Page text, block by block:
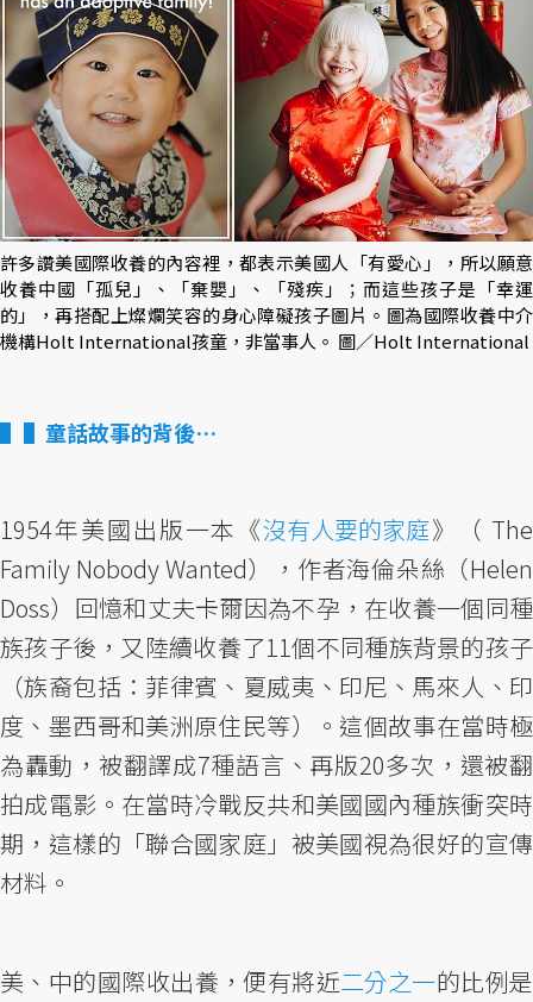
許多讚美國際收養的內容裡，都表示美國人「有愛心」，所以願意
收養中國「孤兒」、「棄嬰」、「殘疾」；而這些孩子是「幸運
的」，再搭配上燦爛笑容的身心障礙孩子圖片。圖為國際收養中介
機構Holt International孩童，非當事人。 圖／Holt International
▌童話故事的背後…
1954年美國出版一本《沒有人要的家庭》（ The
Family Nobody Wanted），作者海倫朵絲（Helen
Doss）回憶和丈夫卡爾因為不孕，在收養一個同種
族孩子後，又陸續收養了11個不同種族背景的孩子
（族裔包括：菲律賓、夏威夷、印尼、馬來人、印
度、墨西哥和美洲原住民等）。這個故事在當時極
為轟動，被翻譯成7種語言、再版20多次，還被翻
拍成電影。在當時冷戰反共和美國國內種族衝突時
期，這樣的「聯合國家庭」被美國視為很好的宣傳
材料。
美、中的國際收出養，便有將近二分之一的比例是